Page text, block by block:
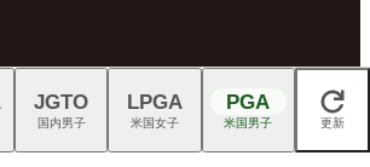
閉じる
JGTO
国内男子
LPGA
米国女子
PGA
米国男子 更新